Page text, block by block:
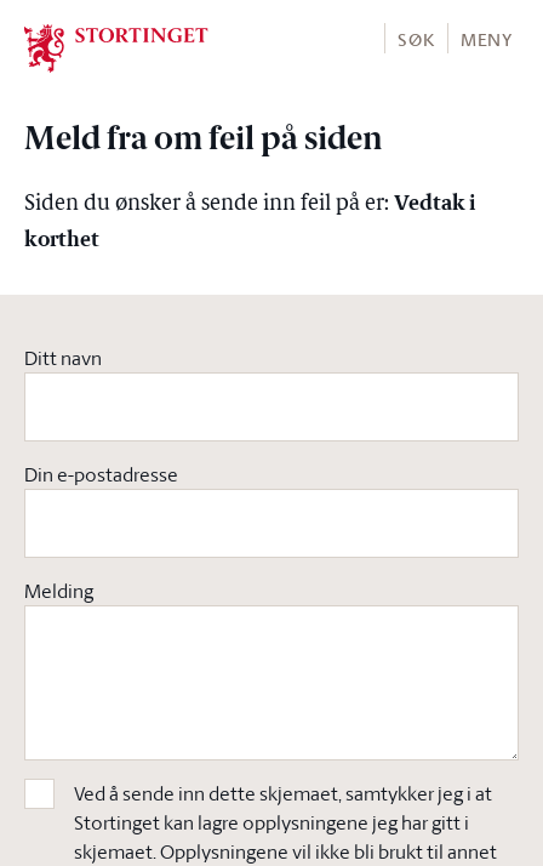
Stortinget.no
SØK MENY
Meld fra om feil på siden
Siden du ønsker å sende inn feil på er: Vedtak i
korthet
Ditt navn
Din e-postadresse
Melding
Ved å sende inn dette skjemaet, samtykker jeg i at
Stortinget kan lagre opplysningene jeg har gitt i
skjemaet. Opplysningene vil ikke bli brukt til annet